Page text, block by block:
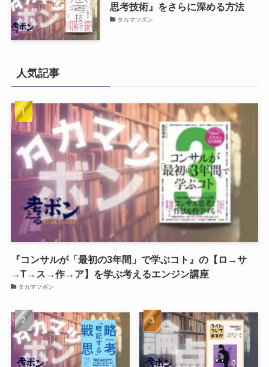
思考技術』をさらに深める方法
タカマツボン
人気記事
『コンサルが「最初の3年間」で学ぶコト』の【ロ→サ
→T→ス→作→ア】を学ぶ考えるエンジン講座
タカマツボン